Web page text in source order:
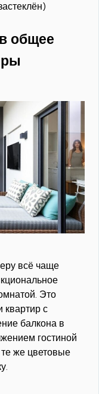
общее
всё чаще
Это
квартир с
балкона в
гостиной
же цветовые